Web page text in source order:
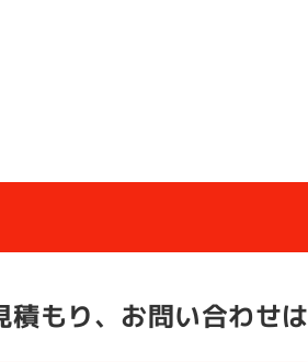
積もり、お問い合わせは